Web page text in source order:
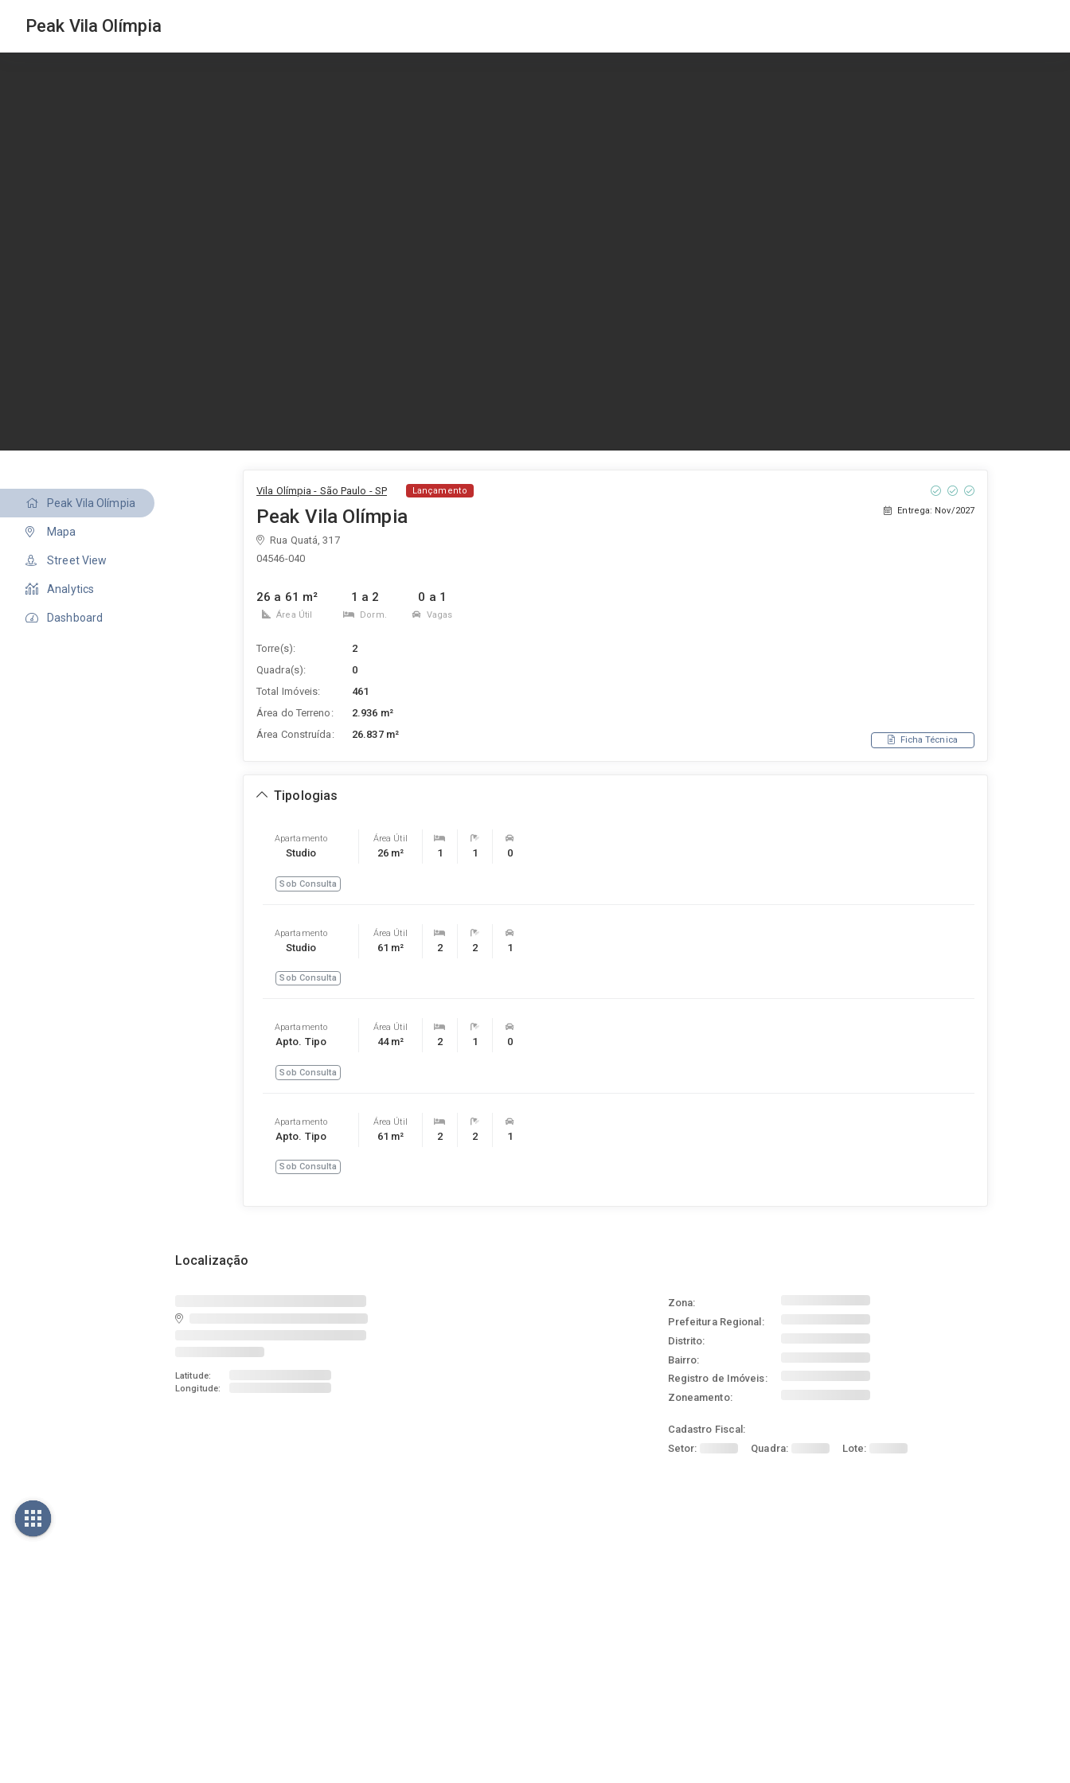
Peak Vila Olímpia
Peak Vila Olímpia
Mapa
Street View
Analytics
Dashboard
Vila Olímpia - São Paulo - SP Lançamento
Peak Vila Olímpia
Rua Quatá, 317
04546-040
Entrega: Nov/2027
26 a 61 m²
Área Útil
1 a 2
Dorm.
0 a 1
Vagas
Torre(s):
2
Quadra(s):
0
Total Imóveis:
461
Área do Terreno:
2.936 m²
Área Construída:
26.837 m² Ficha Técnica
Tipologias
Apartamento
Studio
Área Útil
26 m² 1 1 0
Sob Consulta
Apartamento
Studio
Área Útil
61 m² 2 2 1
Sob Consulta
Apartamento
Apto. Tipo
Área Útil
44 m² 2 1 0
Sob Consulta
Apartamento
Apto. Tipo
Área Útil
61 m² 2 2 1
Sob Consulta
Localização
Latitude:
Longitude:
Zona:
Prefeitura Regional:
Distrito:
Bairro:
Registro de Imóveis:
Zoneamento:
Cadastro Fiscal:
Setor:
Quadra: Lote: